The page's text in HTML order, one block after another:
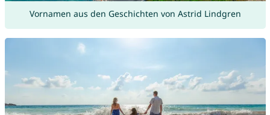
Vornamen aus den Geschichten von Astrid Lindgren